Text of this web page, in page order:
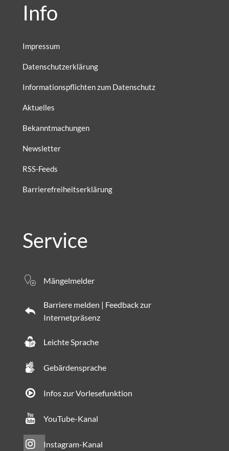
Info
Impressum
Datenschutzerklärung
Informationspflichten zum Datenschutz
Aktuelles
Bekanntmachungen
Newsletter
RSS-Feeds
Barrierefreiheitserklärung
Service
Mängelmelder
Barriere melden | Feedback zur
Internetpräsenz
Leichte Sprache
Gebärdensprache
Infos zur Vorlesefunktion
YouTube-Kanal
Instagram-Kanal